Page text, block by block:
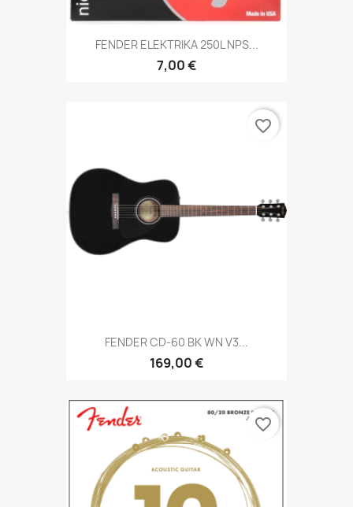
FENDER ELEKTRIKA 250L NPS...
7,00 €
FENDER CD-60 BK WN V3...
169,00 €
favorite_border
favorite_border